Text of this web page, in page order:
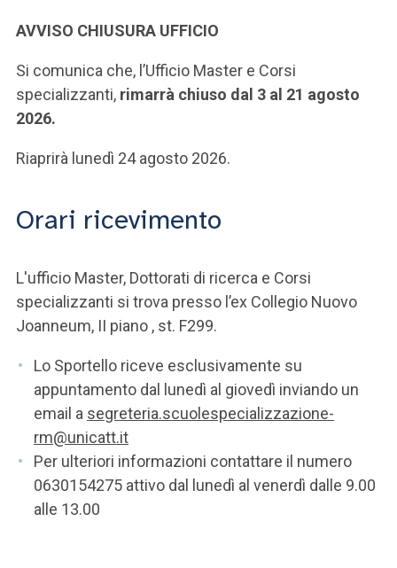
AVVISO CHIUSURA UFFICIO
Si comunica che, l’Ufficio Master e Corsi
specializzanti, rimarrà chiuso dal 3 al 21 agosto
2026.
Riaprirà lunedì 24 agosto 2026.
Orari ricevimento
L'ufficio Master, Dottorati di ricerca e Corsi
specializzanti si trova presso l’ex Collegio Nuovo
Joanneum, II piano , st. F299.
Lo Sportello riceve esclusivamente su
appuntamento dal lunedì al giovedì inviando un
email a segreteria.scuolespecializzazione-
rm@unicatt.it
Per ulteriori informazioni contattare il numero
0630154275 attivo dal lunedì al venerdì dalle 9.00
alle 13.00